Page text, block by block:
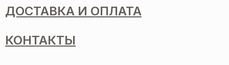
ДОСТАВКА И ОПЛАТА
КОНТАКТЫ